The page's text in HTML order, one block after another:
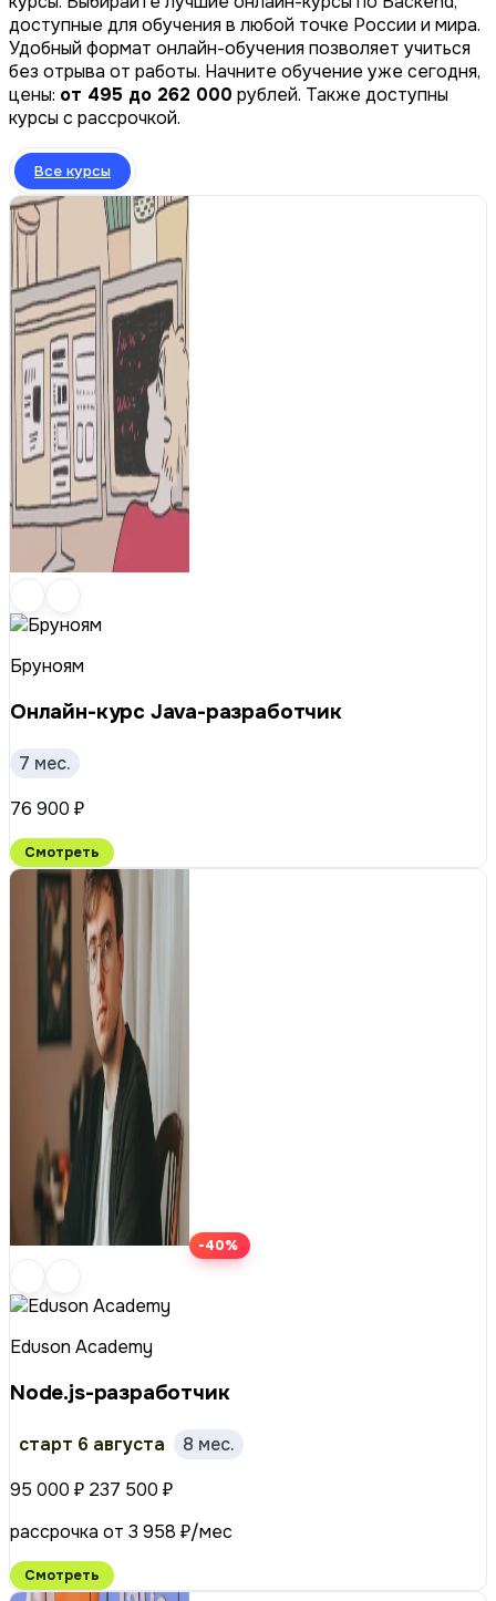
доступные для обучения в любой точке России и мира.
Удобный формат онлайн-обучения позволяет учиться
без отрыва от работы. Начните обучение уже сегодня,
цены: от 495 до 262 000 рублей. Также доступны
курсы с рассрочкой.
Все курсы
Бруноям
Онлайн-курс Java-разработчик
7 мес.
76 900 ₽
Смотреть
-40%
Eduson Academy
Node.js-разработчик
старт 6 августа
8 мес.
95 000 ₽ 237 500 ₽
рассрочка от 3 958 ₽/мес
Смотреть